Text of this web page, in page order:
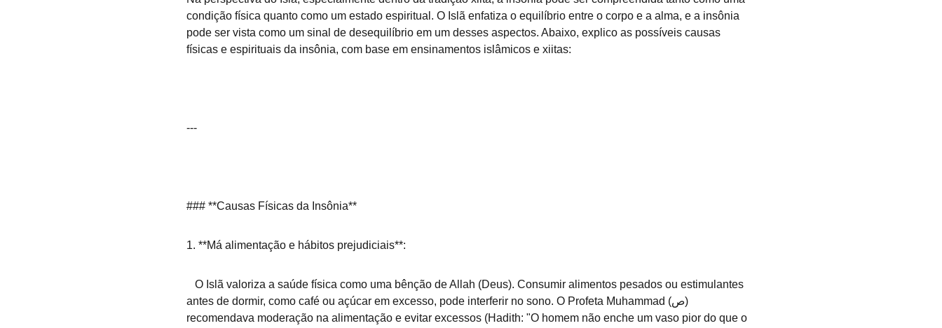
condição física quanto como um estado espiritual. O Islã enfatiza o equilíbrio entre o corpo e a alma, e a insônia
pode ser vista como um sinal de desequilíbrio em um desses aspectos. Abaixo, explico as possíveis causas
físicas e espirituais da insônia, com base em ensinamentos islâmicos e xiitas:
---
### **Causas Físicas da Insônia**
1. **Má alimentação e hábitos prejudiciais**:
antes de dormir, como café ou açúcar em excesso, pode interferir no sono. O Profeta Muhammad (ص)
recomendava moderação na alimentação e evitar excessos (Hadith: "O homem não enche um vaso pior do que o